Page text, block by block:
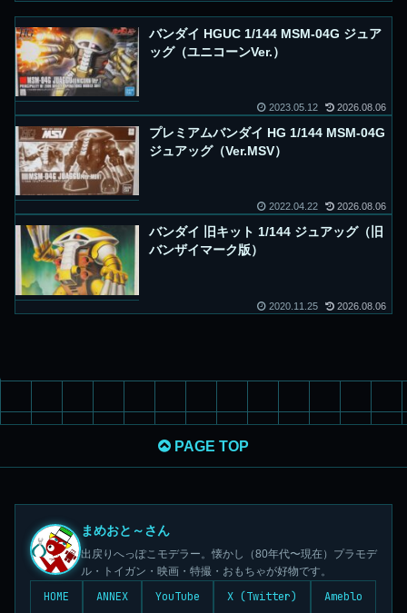
バンダイ HGUC 1/144 MSM-04G ジュア
ッグ（ユニコーンVer.）
2023.05.12 2026.08.06
プレミアムバンダイ HG 1/144 MSM-04G
ジュアッグ（Ver.MSV）
2022.04.22 2026.08.06
バンダイ 旧キット 1/144 ジュアッグ（旧
バンザイマーク版）
2020.11.25 2026.08.06
PAGE TOP
まめおと～さん
出戻りへっぽこモデラー。懐かし（80年代〜現在）プラモデ
ル・トイガン・映画・特撮・おもちゃが好物です。
HOME ANNEX YouTube X (Twitter) Ameblo